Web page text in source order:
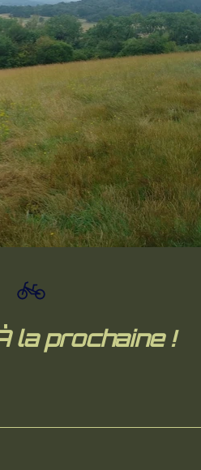
la prochaine !